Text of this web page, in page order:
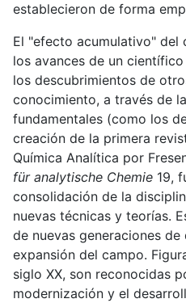
establecieron de forma
El "efecto acumulativo" del
los avances de un
los descubrimientos de
conocimiento, a través de
fundamentales (como los
creación de la primera
Química Analítica por
für analytische Chemie 19,
consolidación de la
nuevas técnicas y teorías.
de nuevas generaciones
expansión del campo.
siglo XX, son reconocidas
modernización y el